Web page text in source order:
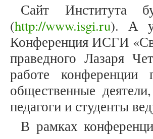
Сайт Института
(http://www.isgi.ru). А
Конференция ИСГИ
праведного Лазаря
работе
общественные
педагоги и студенты
В рамках